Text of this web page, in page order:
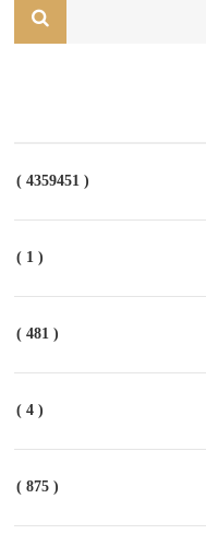
( 4359451 )
( 1 )
( 481 )
( 4 )
( 875 )